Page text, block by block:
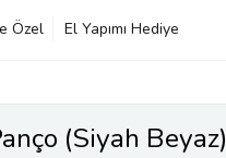
Özel El Yapımı Hediye
(Siyah Beyaz)